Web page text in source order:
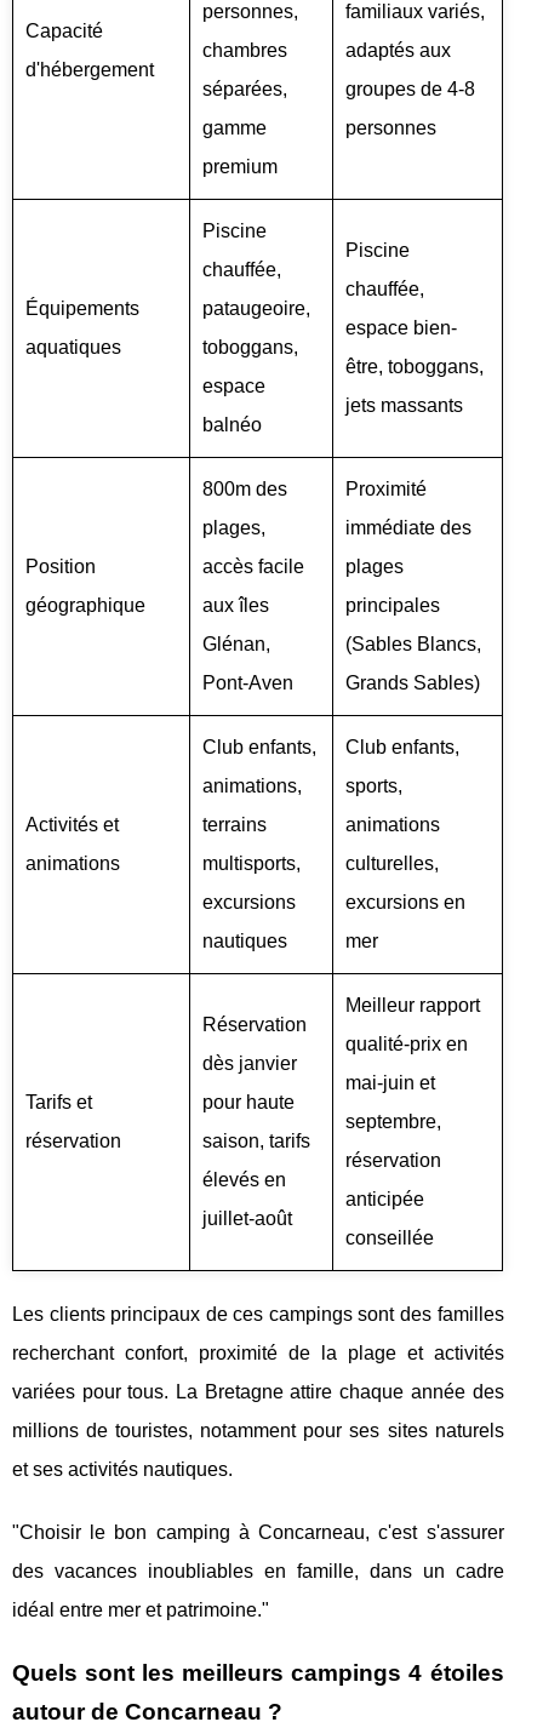
Capacité
d'hébergement
personnes,
chambres
séparées,
gamme
premium
familiaux variés,
adaptés aux
groupes de 4-8
personnes
Équipements
aquatiques
Piscine
chauffée,
pataugeoire,
toboggans,
espace
balnéo
Piscine
chauffée,
espace bien-
être, toboggans,
jets massants
Position
géographique
800m des
plages,
accès facile
aux îles
Glénan,
Pont-Aven
Proximité
immédiate des
plages
principales
(Sables Blancs,
Grands Sables)
Activités et
animations
Club enfants,
animations,
terrains
multisports,
excursions
nautiques
Club enfants,
sports,
animations
culturelles,
excursions en
mer
Tarifs et
réservation
Réservation
dès janvier
pour haute
saison, tarifs
élevés en
juillet-août
Meilleur rapport
qualité-prix en
mai-juin et
septembre,
réservation
anticipée
conseillée
Les clients principaux de ces campings sont des familles
recherchant confort, proximité de la plage et activités
variées pour tous. La Bretagne attire chaque année des
millions de touristes, notamment pour ses sites naturels
et ses activités nautiques.
"Choisir le bon camping à Concarneau, c'est s'assurer
des vacances inoubliables en famille, dans un cadre
idéal entre mer et patrimoine."
Quels sont les meilleurs campings 4 étoiles
autour de Concarneau ?